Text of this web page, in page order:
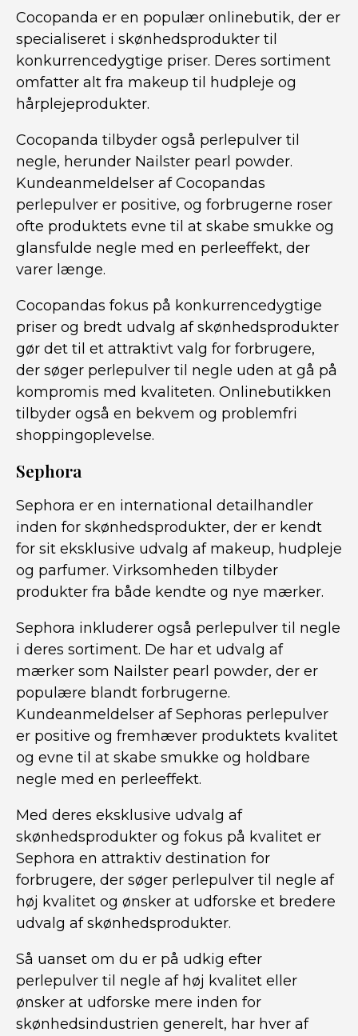
Cocopanda er en populær onlinebutik, der er
specialiseret i skønhedsprodukter til
konkurrencedygtige priser. Deres sortiment
omfatter alt fra makeup til hudpleje og
hårplejeprodukter.
Cocopanda tilbyder også perlepulver til
negle, herunder Nailster pearl powder.
Kundeanmeldelser af Cocopandas
perlepulver er positive, og forbrugerne roser
ofte produktets evne til at skabe smukke og
glansfulde negle med en perleeffekt, der
varer længe.
Cocopandas fokus på konkurrencedygtige
priser og bredt udvalg af skønhedsprodukter
gør det til et attraktivt valg for forbrugere,
der søger perlepulver til negle uden at gå på
kompromis med kvaliteten. Onlinebutikken
tilbyder også en bekvem og problemfri
shoppingoplevelse.
Sephora
Sephora er en international detailhandler
inden for skønhedsprodukter, der er kendt
for sit eksklusive udvalg af makeup, hudpleje
og parfumer. Virksomheden tilbyder
produkter fra både kendte og nye mærker.
Sephora inkluderer også perlepulver til negle
i deres sortiment. De har et udvalg af
mærker som Nailster pearl powder, der er
populære blandt forbrugerne.
Kundeanmeldelser af Sephoras perlepulver
er positive og fremhæver produktets kvalitet
og evne til at skabe smukke og holdbare
negle med en perleeffekt.
Med deres eksklusive udvalg af
skønhedsprodukter og fokus på kvalitet er
Sephora en attraktiv destination for
forbrugere, der søger perlepulver til negle af
høj kvalitet og ønsker at udforske et bredere
udvalg af skønhedsprodukter.
Så uanset om du er på udkig efter
perlepulver til negle af høj kvalitet eller
ønsker at udforske mere inden for
skønhedsindustrien generelt, har hver af